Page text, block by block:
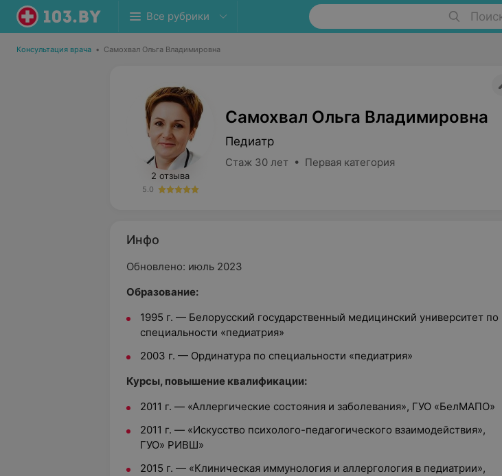
Все рубрики
Консультация врача • Самохвал Ольга Владимировна
2 отзыва
5.0
Самохвал Ольга Владимировна
Педиатр
Стаж 30 лет • Первая категория
Инфо
Обновлено: июль 2023
Образование:
1995 г. — Белорусский государственный медицинский университет по
специальности «педиатрия»
2003 г. — Ординатура по специальности «педиатрия»
Курсы, повышение квалификации:
2011 г. — «Аллергические состояния и заболевания», ГУО «БелМАПО»
2011 г. — «Искусство психолого-педагогического взаимодействия»,
ГУО» РИВШ»
2015 г. — «Клиническая иммунология и аллергология в педиатрии»,